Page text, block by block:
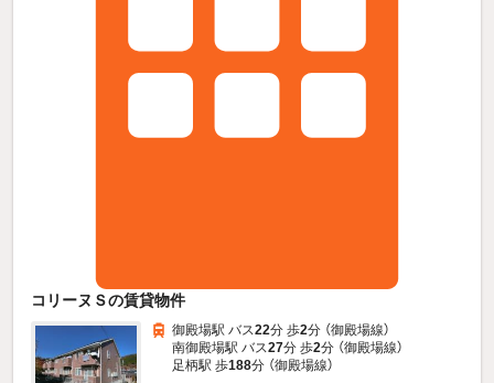
コリーヌＳの賃貸物件
御殿場駅 バス22分 歩2分 （御殿場線）
南御殿場駅 バス27分 歩2分 （御殿場線）
足柄駅 歩188分 （御殿場線）